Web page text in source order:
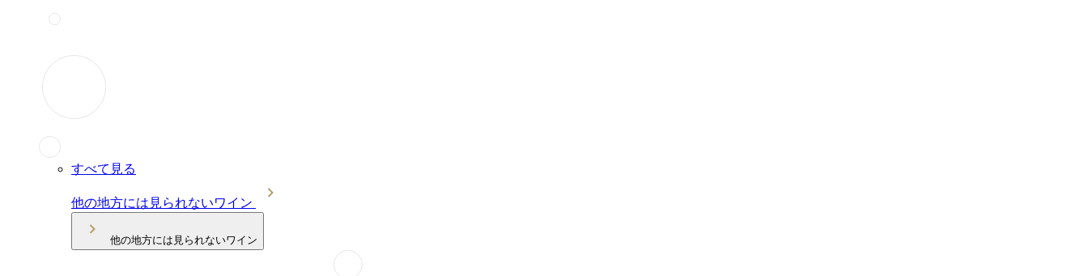
すべて見る
他の地方には見られないワイン
他の地方には見られないワイン